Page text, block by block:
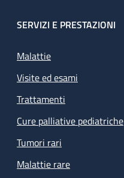
SERVIZI E PRESTAZIONI
Malattie
Visite ed esami
Trattamenti
Cure palliative pediatriche
Tumori rari
Malattie rare